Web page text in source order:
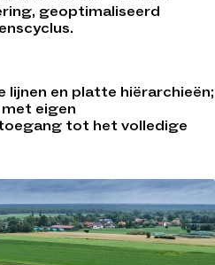
geoptimaliseerd
en platte hiërarchieën;
eigen
tot het volledige